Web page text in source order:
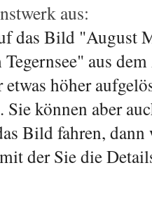
aus:
das Bild "August
aus
höher
Sie können aber
Bild fahren,
der Sie die